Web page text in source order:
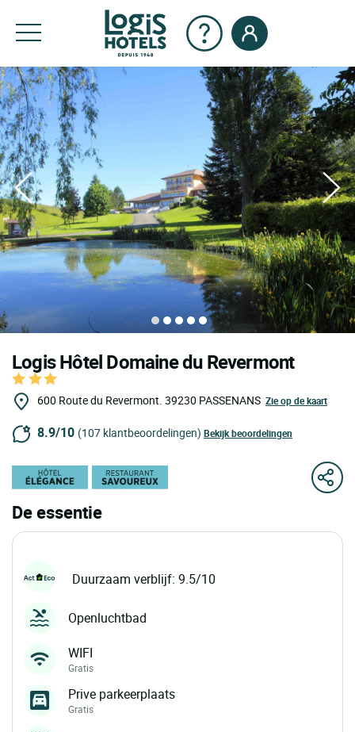
Logis Hôtel Domaine du Revermont
600 Route du Revermont. 39230 PASSENANS Zie op de kaart
8.9/10 (107 klantbeoordelingen) Bekijk beoordelingen
De essentie
Duurzaam verblijf: 9.5/10
Openluchtbad
WIFI
Gratis
Prive parkeerplaats
Gratis